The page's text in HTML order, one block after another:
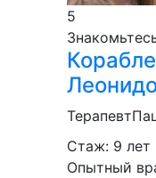
5
Терапевт
Стаж: 9 лет
Опытный